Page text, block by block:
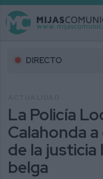
DIRECTO
La Policía
Calahonda
de la justicia
belga